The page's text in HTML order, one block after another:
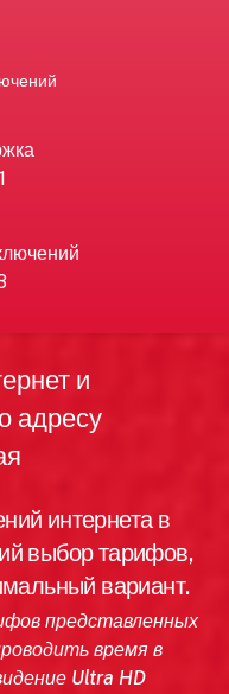
и
Москве
и
адресу
интернета в
выбор тарифов,
вариант.
представленных
время в
Ultra HD